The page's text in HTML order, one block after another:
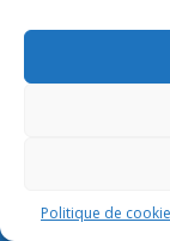
Politique de